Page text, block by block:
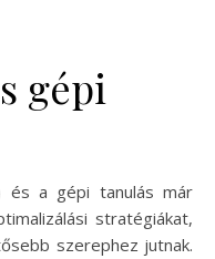
gépi
és a gépi tanulás már
stratégiákat,
szerephez jutnak.